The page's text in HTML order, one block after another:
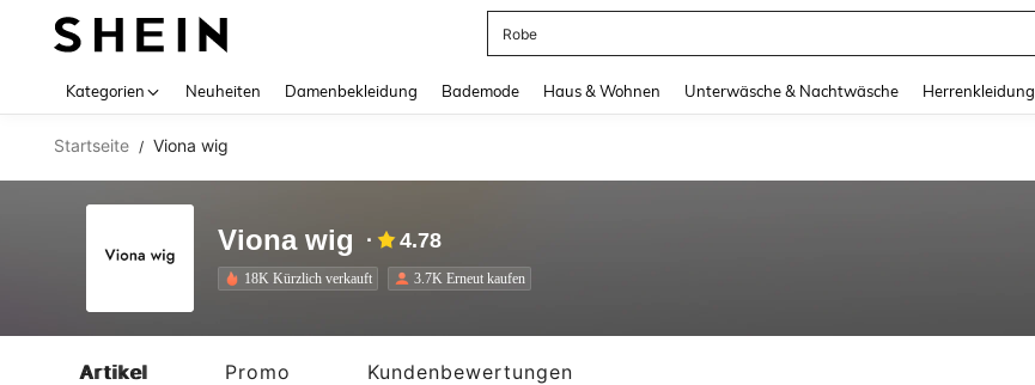
Jumpsuit Damen
Kategorien Neuheiten Damenbekleidung Bademode Haus & Wohnen Unterwäsche & Nachtwäsche Herrenkleidung
Startseite / Viona wig
Viona wig 4.78
18K Kürzlich verkauft 3.7K Erneut kaufen
Artikel Promo Kundenbewertungen